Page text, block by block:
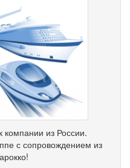
компании из России.
с сопровождением из